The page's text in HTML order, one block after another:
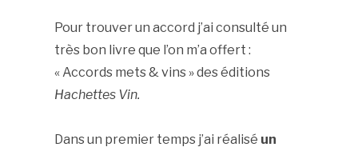
Pour trouver un accord j’ai consulté un
très bon livre que l’on m’a offert :
« Accords mets & vins » des éditions
Hachettes Vin.
Dans un premier temps j’ai réalisé un